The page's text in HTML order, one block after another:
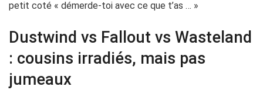
petit coté « démerde-toi avec ce que t’as … »
Dustwind vs Fallout vs Wasteland
: cousins irradiés, mais pas
jumeaux